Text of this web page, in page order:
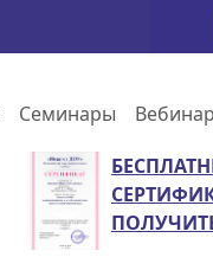
Семинары